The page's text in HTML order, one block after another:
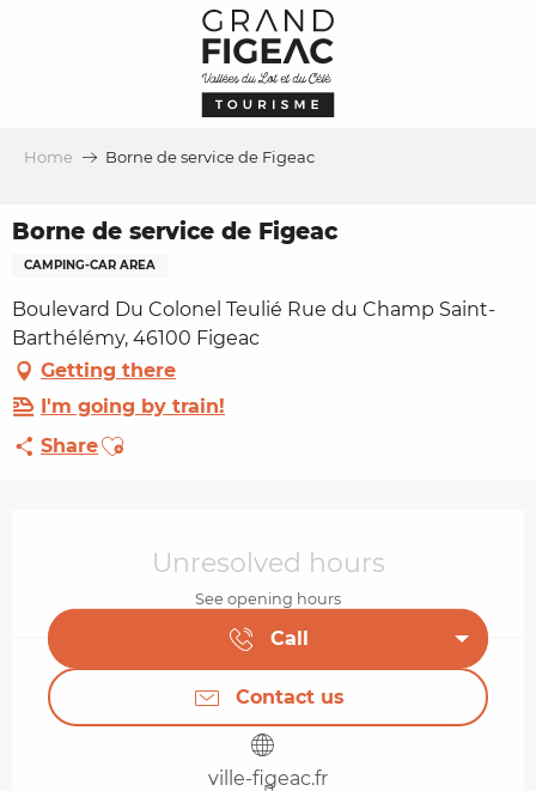
Home Borne de service de Figeac
Borne de service de Figeac
CAMPING-CAR AREA
Boulevard Du Colonel Teulié Rue du Champ Saint-
Barthélémy, 46100 Figeac
Getting there
I'm going by train!
ShareAjouter aux favoris
Unresolved hours
See opening hours
Call
Contact us
ville-figeac.fr